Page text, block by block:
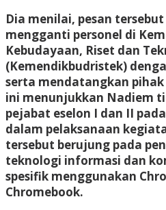
Dia menilai, pesan
mengganti personel di
Kebudayaan, Riset dan
(Kemendikbudristek)
serta mendatangkan
ini menunjukkan Nadiem
pejabat eselon I dan II
dalam pelaksanaan
tersebut berujung pada
teknologi informasi dan
spesifik menggunakan
Chromebook.